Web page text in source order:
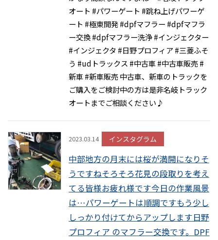
オート #パワーゲート #跳ね上げパワーゲ
ート #極東開発 #dpfマフラー #dpfマフラ
ー交換 #dpfマフラー洗浄 #インジェクター
#インジェクタ #日野プロフィア #三菱ふそ
う #udトラックス #中古車 #中古車販売 #
新車 #新車販売 中古車、新車のトラックを
ご購入をご検討中の方は是非名岐トラック
オートまでご相談ください♪
2023.03.14 インスタグラム
中部地方の月末には桜が満開になりそ
うですねそろそろ花見の段取りを考え
てる皆様お疲れ様です今日の作業風景
は…パワーゲートは順調ですもう少し
しっかり付けてからアップします️日野
プロフィア のマフラー交換です。DPF